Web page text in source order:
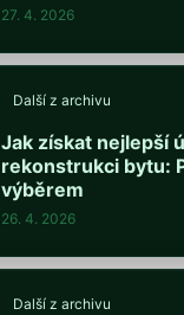
27. 4. 2026
Další z archivu
Jak získat nejlepší
rekonstrukci bytu:
výběrem
26. 4. 2026
Další z archivu